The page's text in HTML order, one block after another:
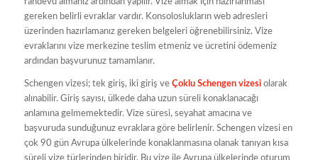
gereken belirli evraklar vardır. Konsoloslukların web adresleri
üzerinden hazırlamanız gereken belgeleri öğrenebilirsiniz. Vize
evraklarını vize merkezine teslim etmeniz ve ücretini ödemeniz
ardından başvurunuz tamamlanır.
Schengen vizesi; tek giriş, iki giriş ve Çoklu Schengen vizesi olarak
alınabilir. Giriş sayısı, ülkede daha uzun süreli konaklanacağı
anlamına gelmemektedir. Vize süresi, seyahat amacına ve
başvuruda sunduğunuz evraklara göre belirlenir. Schengen vizesi en
çok 90 gün Avrupa ülkelerinde konaklanmasına olanak tanıyan kısa
süreli vize türlerinden biridir. Bu vize ile Avrupa ülkelerinde oturum